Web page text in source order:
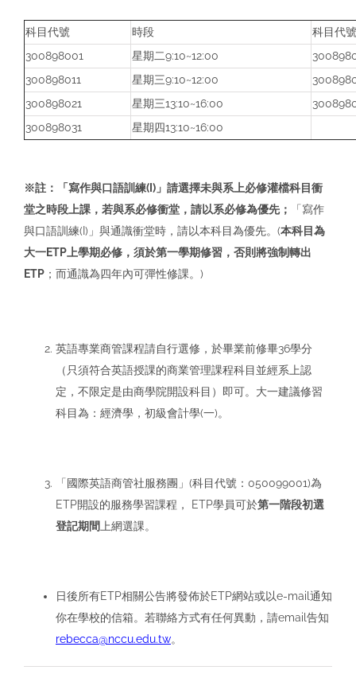
科目代號 時段
科目代號
300898001
星期二9:10~12:00
300898011
星期三9:10~12:00
300898021
星期三13:10~16:00
300898031
星期四13:10~16:00
※註：「寫作與口語訓練(I)」請選擇未與系上必修灌檔科目衝
堂之時段上課，若與系必修衝堂，請以系必修為優先；
「寫作
與口語訓練(I)」與通識衝堂時，請以本科目為優先。(本科目為
大一ETP上學期必修，須於第一學期修習，否則將強制轉出
ETP ；而通識為四年內可彈性修課。)
英語專業商管課程請自行選修，於畢業前修畢36學分
（只須符合英語授課的商業管理課程科目並經系上認
定，不限定是由商學院開設科目）即可。大一建議修習
科目為：經濟學，初級會計學(一)。
「國際英語商管社服務團」(科目代號：050099001)為
ETP開設的服務學習課程， ETP學員可於第一階段初選
登記期間 上網選課。
日後所有ETP相關公告將發佈於ETP網站或以e-mail通知
你在學校的信箱。若聯絡方式有任何異動，請email告知
rebecca@nccu.edu.tw。